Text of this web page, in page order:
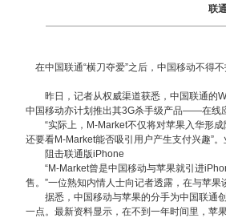
联
在中国联通“横刀夺爱”之后，中国移动不得不
昨日，记者从权威渠道获悉，中国联通的
中国移动亦计划推出其3G杀手级产品——在线
“实际上，M-Market不仅将对苹果入华形成
还要看M-Market能否吸引用户产生支付兴趣”。
阻击联通版iPhone
“M-Market曾是中国移动与苹果就引进
售。”一位熟知内情人士向记者透露，在与苹
据悉，中国移动与苹果的分手为中国联通创
一点。最新资料显示，在不到一年时间里，苹